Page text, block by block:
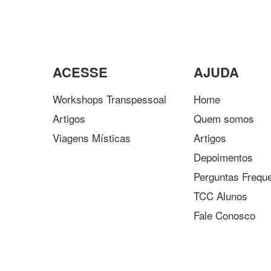
ACESSE
Workshops Transpessoal
Artigos
Viagens Místicas
AJUDA
Home
Quem somos
Artigos
Depoimentos
Perguntas
TCC Alunos
Fale Conosco